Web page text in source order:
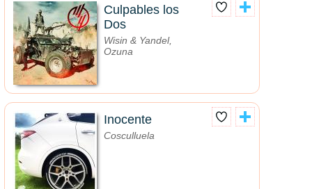
Culpables los
Dos
Wisin & Yandel,
Ozuna
Inocente
Cosculluela